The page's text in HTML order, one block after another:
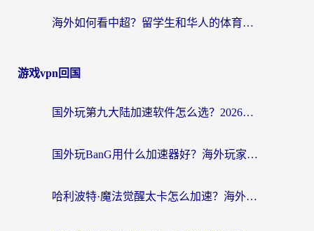
海外如何看中超？留学生和华人的体育赛事观看终极指南（附欧洲杯奥运会观看技巧）
游戏vpn回国
国外玩第九大陆加速软件怎么选？2026终极指南帮你告别延迟卡顿
国外玩BanG用什么加速器好？海外玩家亲测的国服游戏加速终极方案
哈利波特·魔法觉醒太卡怎么加速？海外党亲测有效的国服游戏加速指南